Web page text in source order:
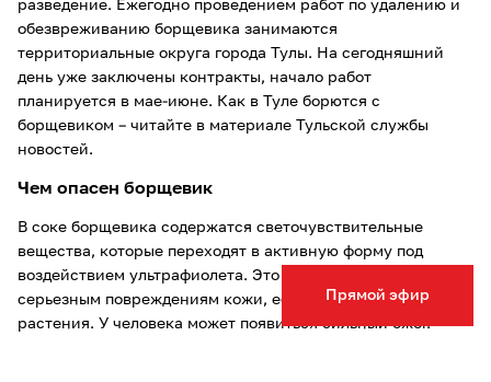
Прямой эфир
разведение. Ежегодно проведением работ по удалению и
обезвреживанию борщевика занимаются
территориальные округа города Тулы. На сегодняшний
день уже заключены контракты, начало работ
планируется в мае-июне. Как в Туле борются с
борщевиком – читайте в материале Тульской службы
новостей.
Чем опасен борщевик
В соке борщевика содержатся светочувствительные
вещества, которые переходят в активную форму под
воздействием ультрафиолета. Это может привести к
серьезным повреждениям кожи, если на нее попал сок
растения. У человека может появиться сильный ожог.